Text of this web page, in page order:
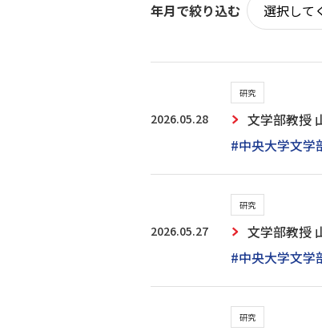
年月で絞り込む
2026.05.28
研究
文学部教授
#中央大学文学
2026.05.27
研究
文学部教授
#中央大学文学
研究